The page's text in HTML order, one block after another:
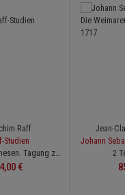
Raff
Studien
Band 1: Synthesen. Tagung zur Eröffnung des Joachim-Raff-Archivs, Lachen 2018 (Kongressbericht)
Preis:
€
Jean-
2